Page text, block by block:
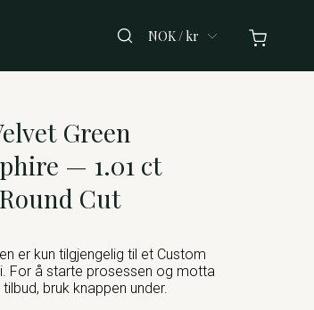
NOK / kr
Green
— 1.01 ct
Round Cut
er kun tilgjengelig til et Custom
For å starte prosessen og motta
bruk knappen under.